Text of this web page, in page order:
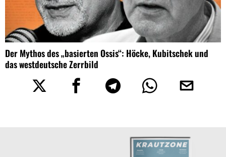
Der Mythos des „basierten Ossis“: Höcke, Kubitschek und
das westdeutsche Zerrbild